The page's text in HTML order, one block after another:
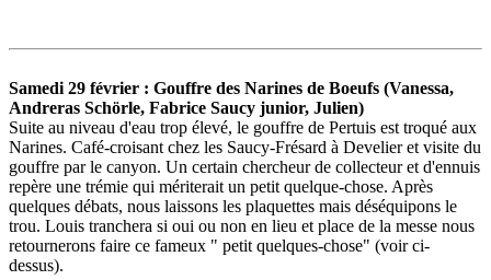
Samedi 29 février : Gouffre des Narines de Boeufs (Vanessa,
Andreras Schörle, Fabrice Saucy junior, Julien)
Suite au niveau d'eau trop élevé, le gouffre de Pertuis est troqué aux
Narines. Café-croisant chez les Saucy-Frésard à Develier et visite du
gouffre par le canyon. Un certain chercheur de collecteur et d'ennuis
repère une trémie qui mériterait un petit quelque-chose. Après
quelques débats, nous laissons les plaquettes mais déséquipons le
trou. Louis tranchera si oui ou non en lieu et place de la messe nous
retournerons faire ce fameux " petit quelques-chose" (voir ci-
dessus).